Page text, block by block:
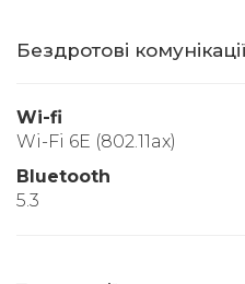
Бездротові комунікації
Wi-fi
Wi-Fi 6E (802.11ax)
Bluetooth
5.3